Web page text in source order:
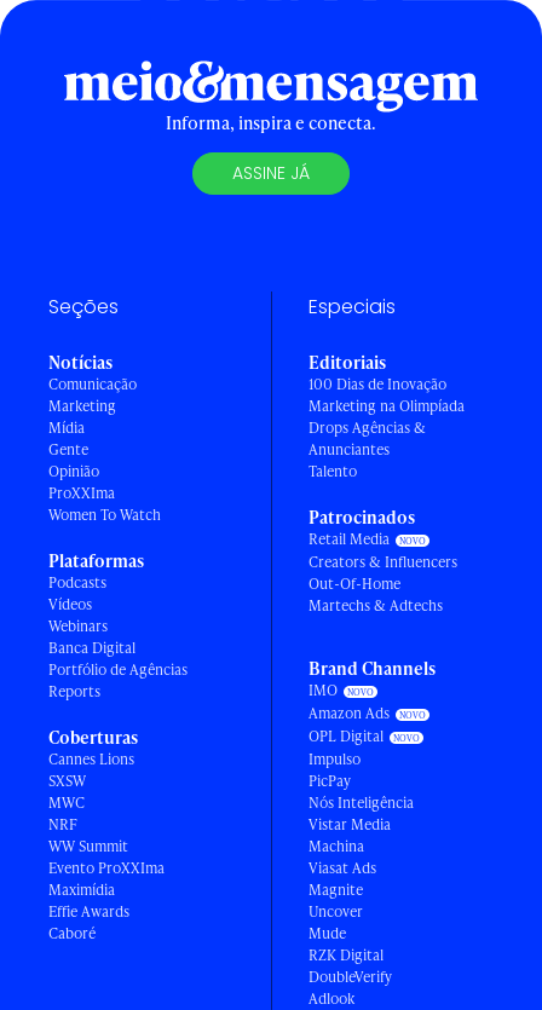
Informa, inspira e conecta.
ASSINE JÁ
Seções
Notícias
Comunicação
Marketing
Mídia
Gente
Opinião
ProXXIma
Women To Watch
Plataformas
Podcasts
Vídeos
Webinars
Banca Digital
Portfólio de Agências
Reports
Coberturas
Cannes Lions
SXSW
MWC
NRF
WW Summit
Evento ProXXIma
Maximídia
Effie Awards
Caboré
Especiais
Editoriais
100 Dias de Inovação
Marketing na Olimpíada
Drops Agências &
Anunciantes
Talento
Patrocinados
Retail Media
Creators & Influencers
Out-Of-Home
Martechs & Adtechs
Brand Channels
IMO
Amazon Ads
OPL Digital
Impulso
PicPay
Nós Inteligência
Vistar Media
Machina
Viasat Ads
Magnite
Uncover
Mude
RZK Digital
DoubleVerify
Adlook